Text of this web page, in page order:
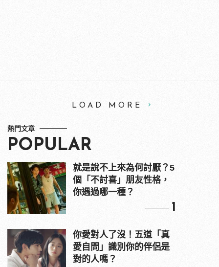
LOAD MORE
熱門文章
POPULAR
就是說不上來為何討厭？5
個「不討喜」朋友性格，
你遇過哪一種？
1
你愛對人了沒！五道「真
愛自問」識別你的伴侶是
對的人嗎？